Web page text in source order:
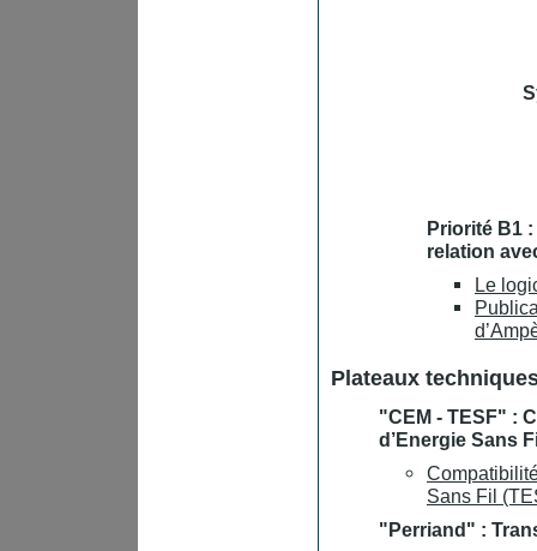
Priorité B1
relation
Le
Plateaux
"CEM - TESF" :
d’Energie Sans
Sans Fil
"Perriand" :